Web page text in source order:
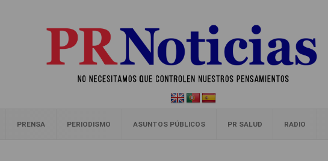
PRENSA PERIODISMO ASUNTOS PÚBLICOS PR SALUD RADIO